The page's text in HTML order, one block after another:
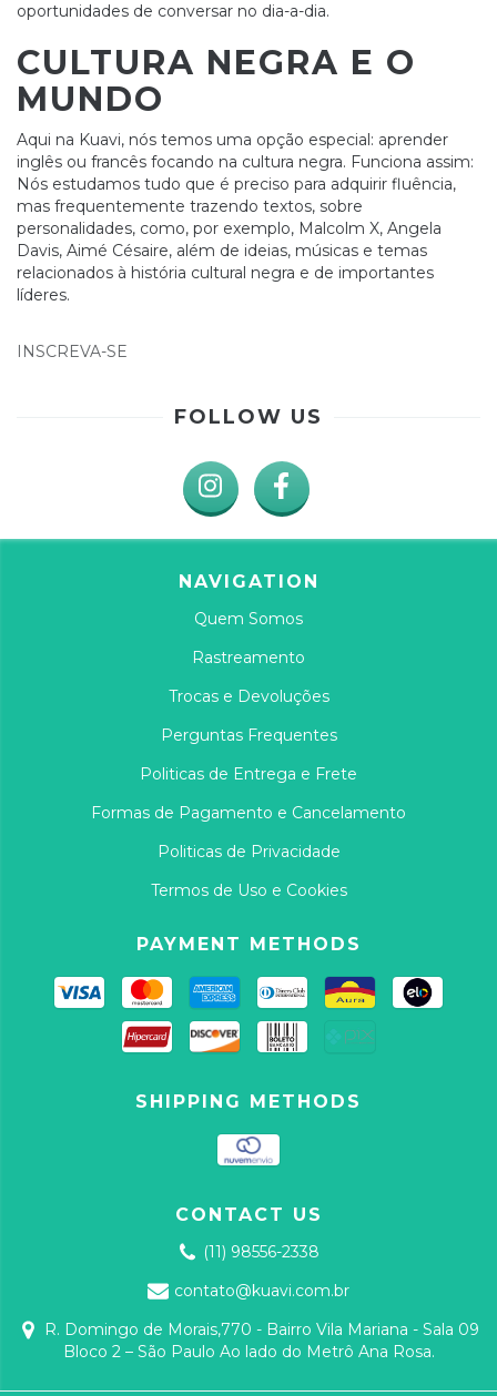
oportunidades de conversar no dia-a-dia.
CULTURA NEGRA E O
MUNDO
Aqui na Kuavi, nós temos uma opção especial: aprender
inglês ou francês focando na cultura negra. Funciona assim:
Nós estudamos tudo que é preciso para adquirir fluência,
mas frequentemente trazendo textos, sobre
personalidades, como, por exemplo, Malcolm X, Angela
Davis, Aimé Césaire, além de ideias, músicas e temas
relacionados à história cultural negra e de importantes
líderes.
INSCREVA-SE
FOLLOW US
NAVIGATION
Quem Somos
Rastreamento
Trocas e Devoluções
Perguntas Frequentes
Politicas de Entrega e Frete
Formas de Pagamento e Cancelamento
Politicas de Privacidade
Termos de Uso e Cookies
PAYMENT METHODS
SHIPPING METHODS
CONTACT US
(11) 98556-2338
contato@kuavi.com.br
R. Domingo de Morais,770 - Bairro Vila Mariana - Sala 09
Bloco 2 – São Paulo Ao lado do Metrô Ana Rosa.